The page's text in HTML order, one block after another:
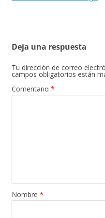
Deja una respuesta
Tu dirección de correo
campos obligatorios están
Comentario *
Nombre *